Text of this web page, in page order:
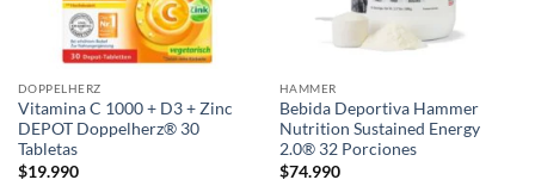
DOPPELHERZ
Vitamina C 1000 + D3 + Zinc
DEPOT Doppelherz® 30
Tabletas
$19.990
HAMMER
Bebida Deportiva Hammer
Nutrition Sustained Energy
2.0® 32 Porciones
$74.990